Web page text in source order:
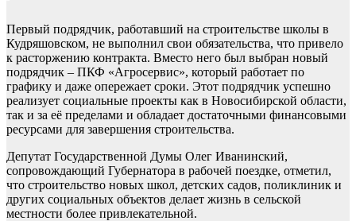
Первый подрядчик, работавший на строительстве школы в
Кудряшовском, не выполнил свои обязательства, что привело
к расторжению контракта. Вместо него был выбран новый
подрядчик – ПКФ «Агросервис», который работает по
графику и даже опережает сроки. Этот подрядчик успешно
реализует социальные проекты как в Новосибирской области,
так и за её пределами и обладает достаточными финансовыми
ресурсами для завершения строительства.
Депутат Государственной Думы Олег Иванинский,
сопровождающий Губернатора в рабочей поездке, отметил,
что строительство новых школ, детских садов, поликлиник и
других социальных объектов делает жизнь в сельской
местности более привлекательной.